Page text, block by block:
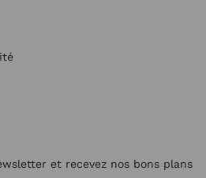
et recevez nos bons plans